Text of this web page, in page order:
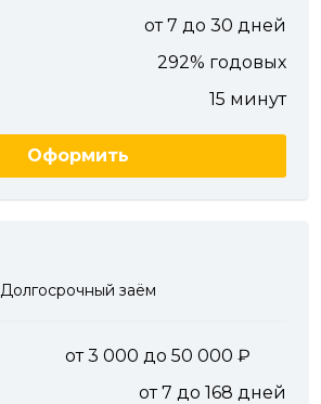
от 7 до 30 дней
292% годовых
15 минут
Оформить
Долгосрочный заём
от 3 000 до 50 000
от 7 до 168 дней